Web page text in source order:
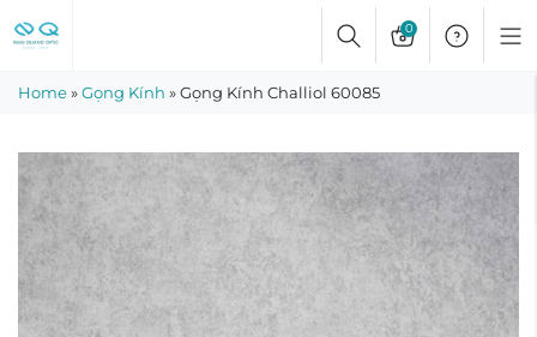
to
0
Home»Gọng Kính »Gọng Kính Challiol 60085